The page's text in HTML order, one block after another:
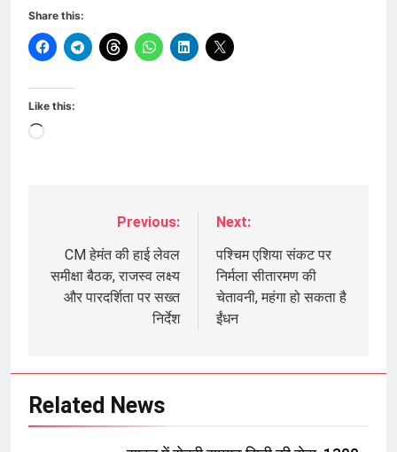
Share this:
Like this:
Loading…
navigation
Previous:
CM हेमंत की हाई लेवल
समीक्षा बैठक, राजस्व लक्ष्य
और पारदर्शिता पर सख्त
निर्देश
Next:
पश्चिम एशिया संकट पर
निर्मला सीतारमण की
चेतावनी, महंगा हो सकता है
ईंधन
Related News